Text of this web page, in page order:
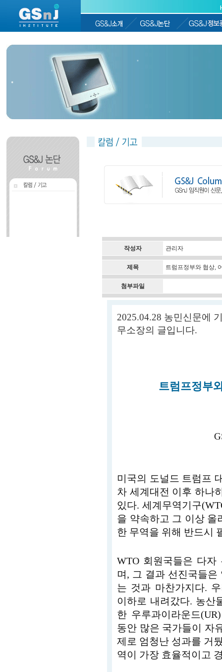
작성자 관리자
제목 트럼프정부와 협상,
첨부파일
2025.04.28 농민신문에
무소장의 글입니다.
트럼프정부
미국의 도널드 트럼프
차 세계대전 이후 하나
있다. 세계무역기구
을 약속하고 그 이상 올
한 무역을 위해 반드시
WTO 회원국들은 다자
며, 그 결과 선진국들
는 것과 마찬가지다.
이하로 내려갔다. 농산
한 우루과이라운드
동안 많은 국가들이 자
제로 엄청난 성과를 거
역이 가장 효율적이고